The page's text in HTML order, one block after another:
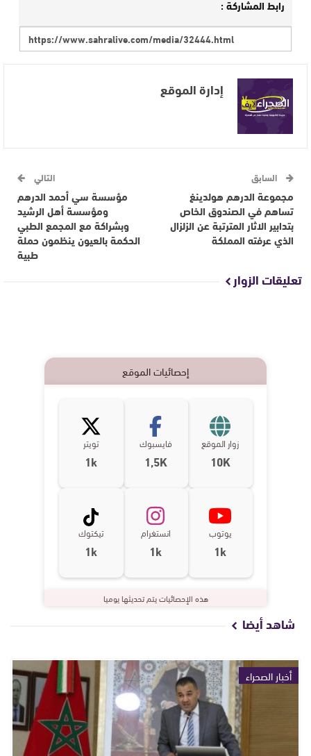
رابط المشاركة :
إدارة الموقع
السابق
مجموعة الدرهم هولدينغ
تساهم في الصندوق الخاص
بتدابير الاثار المترتبة عن الزلزال
الذي عرفته المملكة
التالي
مؤسسة سي أحمد الدرهم
ومؤسسة أهل الرشيد
وبشراكة مع المجمع الطبي
الحكمة بالعيون ينظمون حملة
طبية
تعليقات الزوار
إحصائيات الموقع
زوار الموقع
10K
فايسبوك
1,5K
تويتر
1k
يوتوب
1k
انستغرام
1k
تيكتوك
1k
هذه الإحصائيات يتم تحديثها يوميا
شاهد أيضا
أخبار الصحراء